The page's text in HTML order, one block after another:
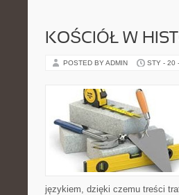
KOŚCIÓŁ W
POSTED BY ADMIN STY - 20
językiem, dzięki czemu treści